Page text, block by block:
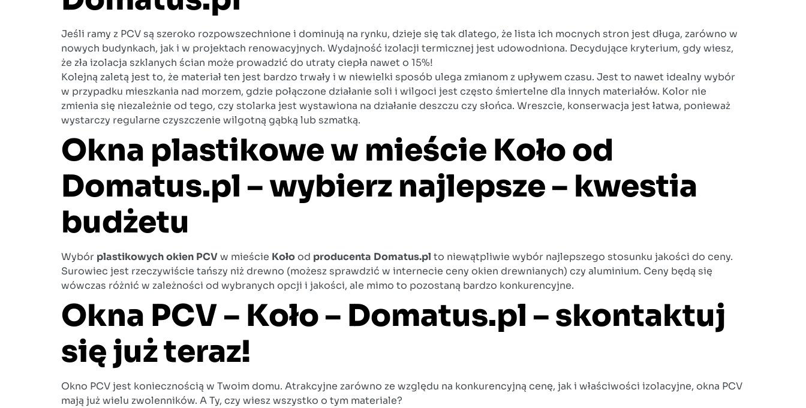
Jeśli ramy z PCV są szeroko rozpowszechnione i dominują na rynku, dzieje się tak dlatego, że lista ich mocnych stron jest długa, zarówno w
nowych budynkach, jak i w projektach renowacyjnych. Wydajność izolacji termicznej jest udowodniona. Decydujące kryterium, gdy wiesz,
że zła izolacja szklanych ścian może prowadzić do utraty ciepła nawet o 15%!
Kolejną zaletą jest to, że materiał ten jest bardzo trwały i w niewielki sposób ulega zmianom z upływem czasu. Jest to nawet idealny wybór
w przypadku mieszkania nad morzem, gdzie połączone działanie soli i wilgoci jest często śmiertelne dla innych materiałów. Kolor nie
zmienia się niezależnie od tego, czy stolarka jest wystawiona na działanie deszczu czy słońca. Wreszcie, konserwacja jest łatwa, ponieważ
wystarczy regularne czyszczenie wilgotną gąbką lub szmatką.
Okna plastikowe w mieście Koło od
Domatus.pl – wybierz najlepsze – kwestia
budżetu
Wybór plastikowychokien PCVw mieście Kołood producenta Domatus.pl to niewątpliwie wybór najlepszego stosunku jakości do ceny.
Surowiec jest rzeczywiście tańszy niż drewno (możesz sprawdzić w internecie ceny okien drewnianych) czy aluminium. Ceny będą się
wówczas różnić w zależności od wybranych opcji i jakości, ale mimo to pozostaną bardzo konkurencyjne.
Okna PCV – Koło – Domatus.pl – skontaktuj
się już teraz!
Okno PCV jest koniecznością w Twoim domu. Atrakcyjne zarówno ze względu na konkurencyjną cenę, jak i właściwości izolacyjne, okna PCV
mają już wielu zwolenników. A Ty, czy wiesz wszystko o tym materiale?